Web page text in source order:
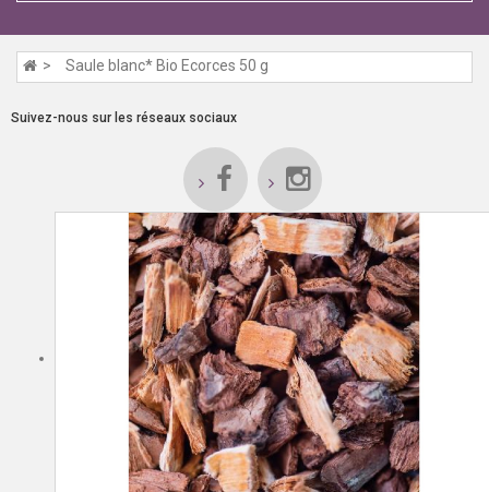
Saule blanc* Bio Ecorces 50 g
Suivez-nous sur les réseaux sociaux